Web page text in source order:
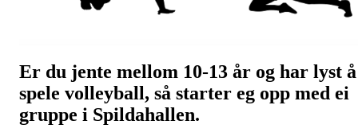
Er du jente mellom 10-13 år og har lyst å
spele volleyball, så starter eg opp med ei
gruppe i Spildahallen.